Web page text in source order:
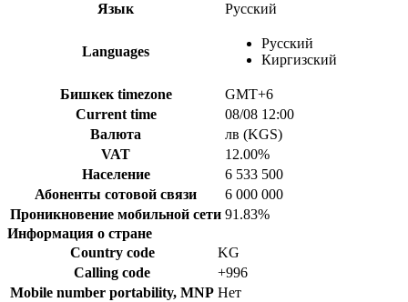
Язык
Русский
Languages
Русский
Киргизский
Бишкек timezone
GMT+6
Current time
08/08 12:00
Валюта
лв (KGS)
VAT
12.00%
Население
6 533 500
Абоненты сотовой связи
6 000 000
Проникновение мобильной сети 91.83%
Информация о стране
Country code
KG
Calling code
+996
Mobile number portability, MNP Нет